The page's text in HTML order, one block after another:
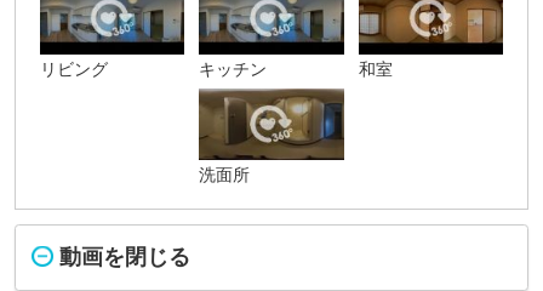
リビング キッチン 和室
洗面所
動画を閉じる